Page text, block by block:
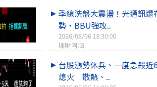
季線洗盤大震盪！光通訊還
勢，BBU強攻..
2026/08/06 18:30:00
理財阿涵
台股漲勢休兵、一度急殺
熄火 散熱、..